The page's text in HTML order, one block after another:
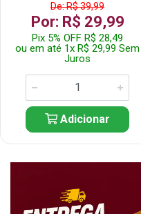
De: R$ 39,99
Por: R$ 29,99
Pix 5% OFF R$ 28,49
ou em até 1x R$ 29,99 Sem
Juros
Adicionar